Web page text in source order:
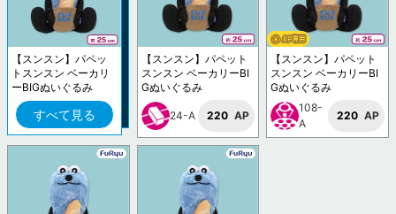
【スンスン】パペッ
トスンスン ベーカリ
ーBIGぬいぐるみ
すべて見る
【スンスン】パペット
スンスン ベーカリーBI
Gぬいぐるみ
24-A 220 AP
【スンスン】パペット
スンスン ベーカリーBI
Gぬいぐるみ
108-
A
220 AP